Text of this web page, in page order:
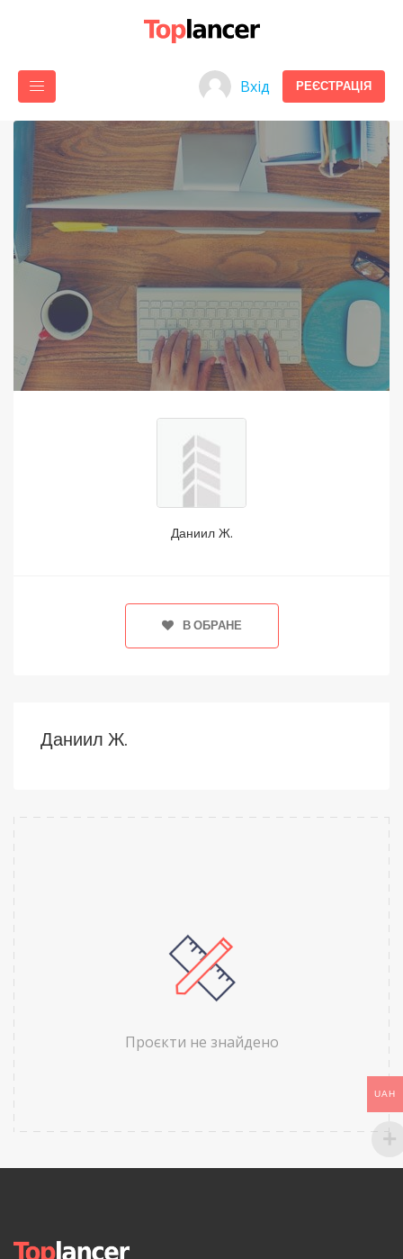
Вхід РЕЄСТРАЦІЯ
Даниил Ж.
В ОБРАНЕ
Даниил Ж.
Проєкти не знайдено
UAH